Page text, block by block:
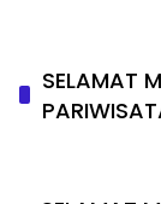
SELAMAT